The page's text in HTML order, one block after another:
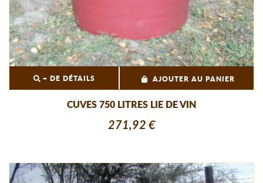
+ DE DÉTAILS AJOUTER AU PANIER
CUVES 750 LITRES LIE DE VIN
271,92 €